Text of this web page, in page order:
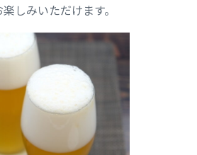
しみいただけます。